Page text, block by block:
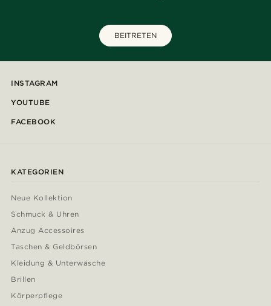
BEITRETEN
INSTAGRAM
YOUTUBE
FACEBOOK
KATEGORIEN
Neue Kollektion
Schmuck & Uhren
Anzug Accessoires
Taschen & Geldbörsen
Kleidung & Unterwäsche
Brillen
Körperpflege